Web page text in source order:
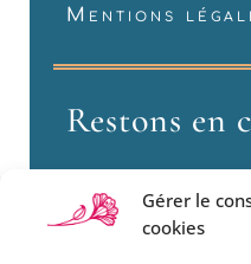
Gérer le
cookies
Mentions
Restons en